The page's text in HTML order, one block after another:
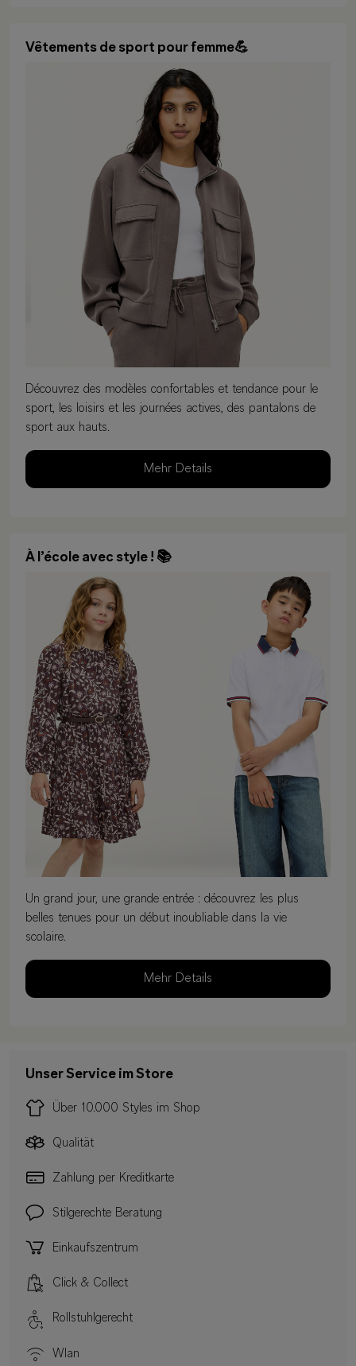
Vêtements de sport pour femme💪
Découvrez des modèles confortables et tendance pour le
sport, les loisirs et les journées actives, des pantalons de
sport aux hauts.
Mehr Details
À l’école avec style ! 📚
Un grand jour, une grande entrée : découvrez les plus
belles tenues pour un début inoubliable dans la vie
scolaire.
Mehr Details
Unser Service im Store
Über 10.000 Styles im Shop
Qualität
Zahlung per Kreditkarte
Stilgerechte Beratung
Einkaufszentrum
Click & Collect
Rollstuhlgerecht
Wlan